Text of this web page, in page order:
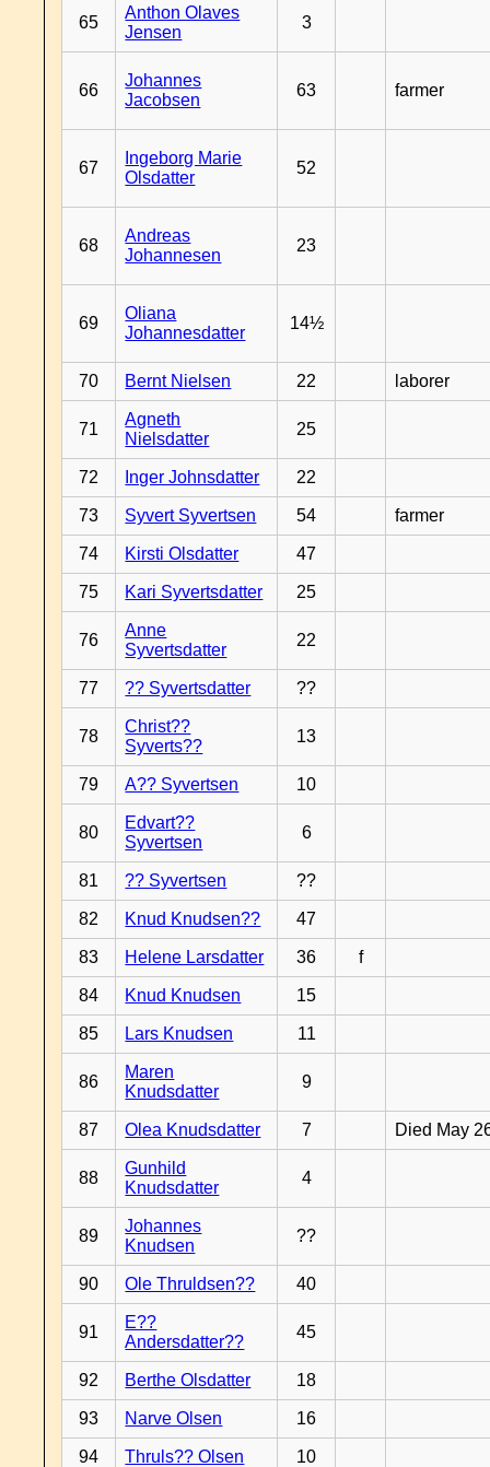
65
Anthon Olaves
Jensen
3
66
Johannes
Jacobsen
63 farmer
67
Ingeborg Marie
Olsdatter
52
68
Andreas
Johannesen
23
69
Oliana
Johannesdatter
14½
70 Bernt Nielsen 22 laborer
71
Agneth
Nielsdatter
25
72 Inger Johnsdatter 22
73 Syvert Syvertsen 54 farmer
74 Kirsti Olsdatter 47
75 Kari Syvertsdatter 25
76
Anne
Syvertsdatter
22
77 ?? Syvertsdatter ??
78
Christ??
Syverts??
13
79 A?? Syvertsen 10
80
Edvart??
Syvertsen
6
81 ?? Syvertsen ??
82 Knud Knudsen?? 47
83 Helene Larsdatter 36 f
84 Knud Knudsen 15
85 Lars Knudsen 11
86
Maren
Knudsdatter
9
87 Olea Knudsdatter 7 Died May
88
Gunhild
Knudsdatter
4
89
Johannes
Knudsen
??
90 Ole Thruldsen?? 40
91
E??
Andersdatter??
45
92 Berthe Olsdatter 18
93 Narve Olsen 16
94 Thruls?? Olsen 10